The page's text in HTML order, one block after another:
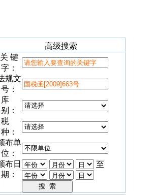
高级搜索
关 键
字：
规文
号：
库
别：
税
种：
布单
位：
布日
期：
至